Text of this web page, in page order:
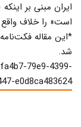
ایران مبنی بر
است» را خلاف
*این مقاله
شد.
79e9-4399-
e0d8ca483624